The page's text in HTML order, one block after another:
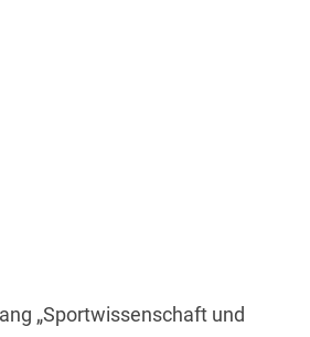
„Sportwissenschaft und